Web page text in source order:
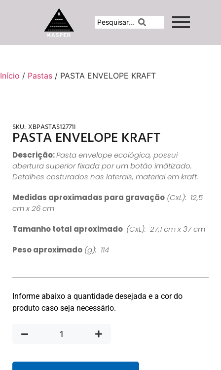
Início / Pastas / PASTA ENVELOPE KRAFT
SKU: XBPASTAS12771I
PASTA ENVELOPE KRAFT
Descrição:Pasta envelope ecológica, possui
abertura superior fixada por um botão imãtizado.
Detalhes costurados nas laterais, material em kraft.
Medidas aproximadas para gravação (CxL): 12,5
cm x 26 cm
Tamanho total aproximado (CxL): 27,1 cm x 37 cm
Peso aproximado (g): 114
Informe abaixo a quantidade desejada e a cor do
produto caso seja necessário.